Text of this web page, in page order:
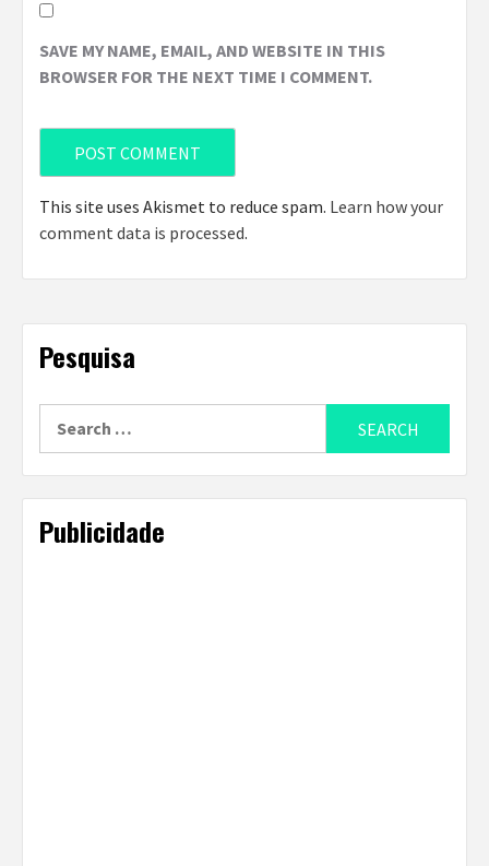
SAVE MY NAME, EMAIL, AND WEBSITE IN THIS
BROWSER FOR THE NEXT TIME I COMMENT.
This site uses Akismet to reduce spam. Learn how your
comment data is processed.
Pesquisa
Publicidade